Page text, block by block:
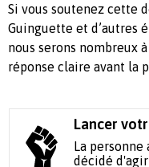
Si vous soutenez cette
Guinguette et d’autres
nous serons nombreux
réponse claire avant la
Lancer
La
décidé